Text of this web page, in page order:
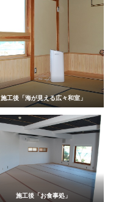
施工後「海が見える広々和室」
施工後 「お食事処」